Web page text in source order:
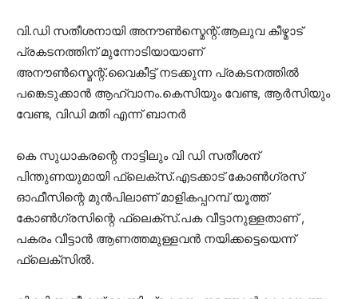
വി.ഡി സതീശനായി അനൗൺസ്മെന്റ്.ആലുവ കീഴ്മാട്
പ്രകടനത്തിന് മുന്നോടിയായാണ്
അനൗൺസ്മെന്റ്.വൈകീട്ട് നടക്കുന്ന പ്രകടനത്തിൽ
പങ്കെടുക്കാൻ ആഹ്വാനം.കെസിയും വേണ്ട, ആർസിയും
വേണ്ട, വിഡി മതി എന്ന് ബാനർ
കെ സുധാകരന്റെ നാട്ടിലും വി ഡി സതീശന്
പിന്തുണയുമായി ഫ്ലെക്സ്.എടക്കാട് കോൺഗ്രസ്
ഓഫീസിന്റെ മുൻപിലാണ് മാളികപ്പറമ്പ് യൂത്ത്
കോൺഗ്രസിന്റെ ഫ്ലെക്സ്.പക വീട്ടാനുള്ളതാണ് ,
പകരം വീട്ടാൻ ആണത്തമുള്ളവൻ നയിക്കട്ടെയെന്ന്
ഫ്ലെക്സിൽ.